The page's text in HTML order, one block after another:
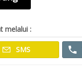
melalui :
SMS